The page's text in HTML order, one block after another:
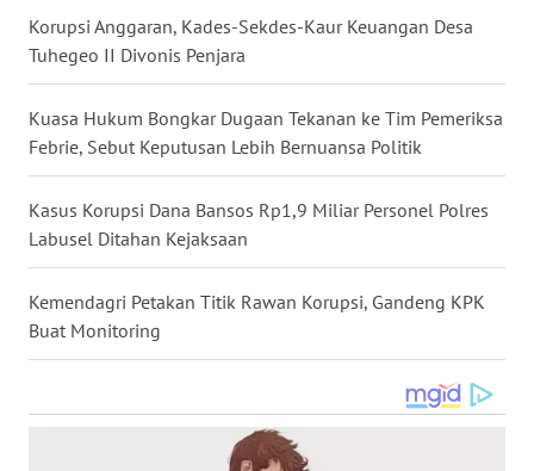
Korupsi Anggaran, Kades-Sekdes-Kaur Keuangan Desa
Tuhegeo II Divonis Penjara
Kuasa Hukum Bongkar Dugaan Tekanan ke Tim Pemeriksa
Febrie, Sebut Keputusan Lebih Bernuansa Politik
Kasus Korupsi Dana Bansos Rp1,9 Miliar Personel Polres
Labusel Ditahan Kejaksaan
Kemendagri Petakan Titik Rawan Korupsi, Gandeng KPK
Buat Monitoring
WN
NUSANTARA
WN
JOGJA
WN
JATIM
WN
BALI